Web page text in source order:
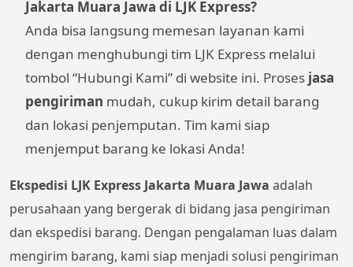
Jakarta Muara Jawa di LJK Express?
Anda bisa langsung memesan layanan kami
dengan menghubungi tim LJK Express melalui
tombol “Hubungi Kami” di website ini. Proses jasa
pengiriman mudah, cukup kirim detail barang
dan lokasi penjemputan. Tim kami siap
menjemput barang ke lokasi Anda!
Ekspedisi LJK Express Jakarta Muara Jawa adalah
perusahaan yang bergerak di bidang jasa pengiriman
dan ekspedisi barang. Dengan pengalaman luas dalam
mengirim barang, kami siap menjadi solusi pengiriman